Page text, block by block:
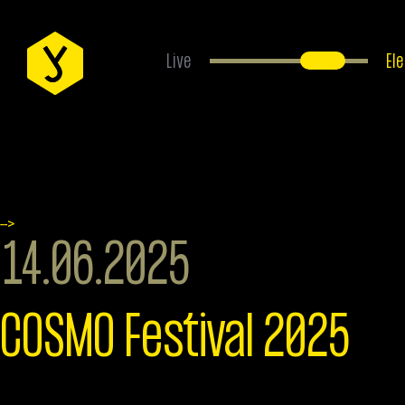
ANFAHRT
FAQS
Live
-->
14.06.2025
COSMO Festival 2025